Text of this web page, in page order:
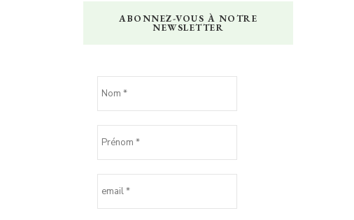
ABONNEZ-VOUS À NOTRE
NEWSLETTER